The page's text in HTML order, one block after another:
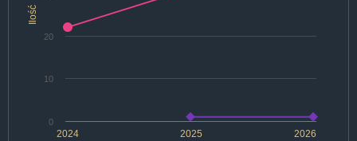
Ilość
2024 2025 2026
0
10
20